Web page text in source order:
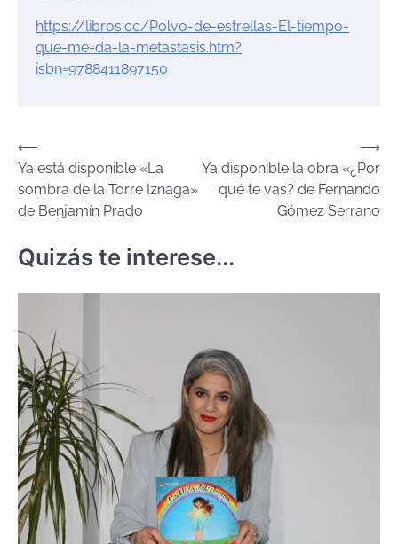
https://libros.cc/Polvo-de-estrellas-El-tiempo-
que-me-da-la-metastasis.htm?
isbn=9788411897150
Navegación
de
entradas
⟵
Ya está disponible «La
sombra de la Torre Iznaga»
de Benjamín Prado
Ya disponible la obra «¿Por
qué te vas? de Fernando
Gómez Serrano
⟶
Quizás te interese...